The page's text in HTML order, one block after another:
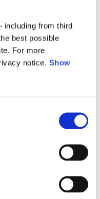
including from third
best possible
For more
notice. Show
sezione
nonché
consultabile al
284.5 KB